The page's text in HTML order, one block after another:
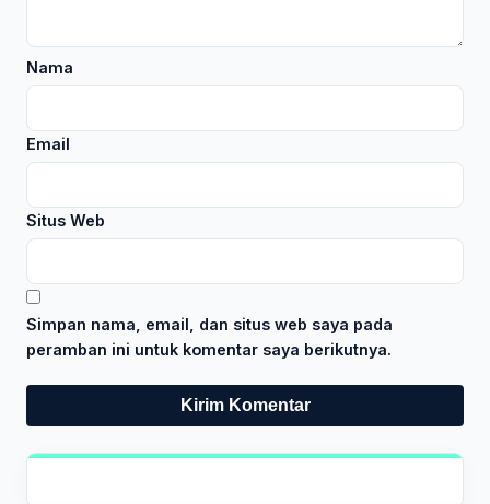
Nama
Email
Situs Web
Simpan nama, email, dan situs web saya pada
peramban ini untuk komentar saya berikutnya.